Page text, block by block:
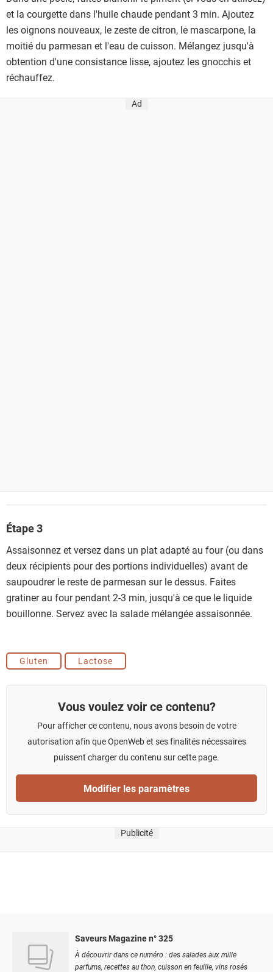
et la courgette dans l'huile chaude pendant 3 min. Ajoutez
les oignons nouveaux, le zeste de citron, le mascarpone, la
moitié du parmesan et l'eau de cuisson. Mélangez jusqu'à
obtention d'une consistance lisse, ajoutez les gnocchis et
réchauffez.
Ad
Étape 3
Assaisonnez et versez dans un plat adapté au four (ou dans
deux récipients pour des portions individuelles) avant de
saupoudrer le reste de parmesan sur le dessus. Faites
gratiner au four pendant 2-3 min, jusqu'à ce que le liquide
bouillonne. Servez avec la salade mélangée assaisonnée.
Gluten Lactose
Vous voulez voir ce contenu?
Pour afficher ce contenu, nous avons besoin de votre
autorisation afin que OpenWeb et ses finalités nécessaires
puissent charger du contenu sur cette page.
Modifier les paramètres
Publicité
Saveurs Magazine n° 325
À découvrir dans ce numéro : des salades aux mille
parfums, recettes au thon, cuisson en feuille, vins rosés